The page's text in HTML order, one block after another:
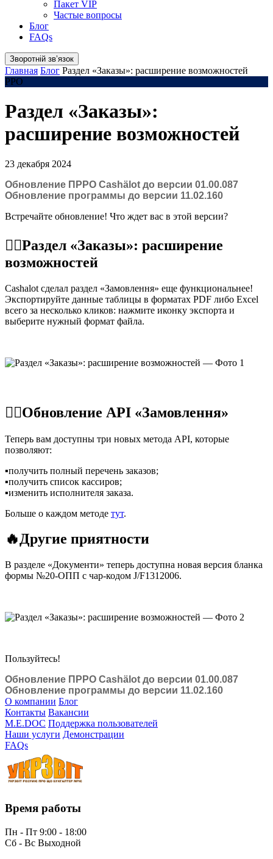
Пакет VIP
Частые вопросы
Блог
FAQs
Зворотній звʼязок
Главная Блог Раздел «Заказы»: расширение возможностей
РРО
Раздел «Заказы»:
расширение возможностей
23 декабря 2024
Обновление ПРРО Cashӓlot до версии 01.00.087
Обновление программы до версии 11.02.160
Встречайте обновление! Что ждет вас в этой версии?
☝🏻Раздел «Заказы»: расширение
возможностей
Cashalot сделал раздел «Замовлення» еще функциональнее!
Экспортируйте данные таблицы в форматах PDF либо Excel
всего за несколько кликов: нажмите иконку экспорта и
выберите нужный формат файла.
☝🏻Обновление API «Замовлення»
Теперь вам доступны три новых метода API, которые
позволяют:
▪️получить полный перечень заказов;
▪️получить список кассиров;
▪️изменить исполнителя заказа.
Больше о каждом методе тут.
🔥Другие приятности
В разделе «Документи» теперь доступна новая версия бланка
формы №20-ОПП с чар-кодом J/F1312006.
Пользуйтесь!
Обновление ПРРО Cashӓlot до версии 01.00.087
Обновление программы до версии 11.02.160
О компании Блог
Контакты Вакансии
M.E.DOC Поддержка пользователей
Наши услуги Демонстрации
FAQs
Время работы
Пн - Пт 9:00 - 18:00
Сб - Вс Выходной